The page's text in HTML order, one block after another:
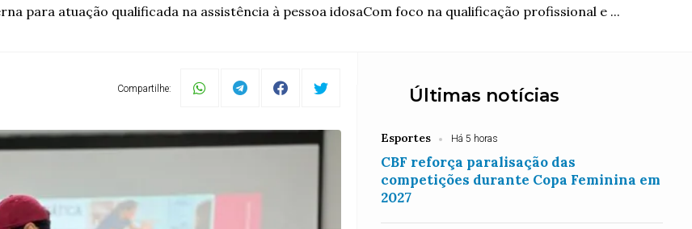
para atuação qualificada na assistência à pessoa idosaCom foco na qualificação profissional e ...
Compartilhe: Últimas notícias
Esportes Há 5 horas
CBF reforça paralisação das
competições durante Copa Feminina em
2027